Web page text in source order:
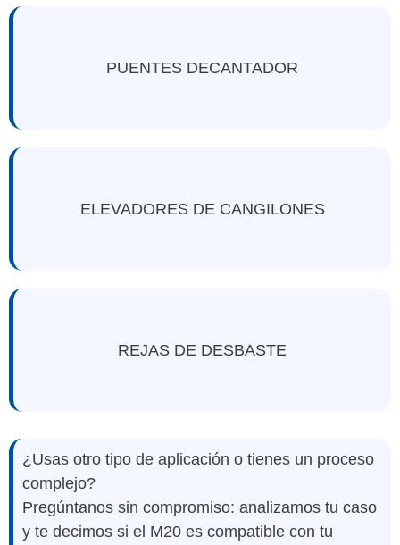
PUENTES DECANTADOR
ELEVADORES DE CANGILONES
REJAS DE DESBASTE
¿Usas otro tipo de aplicación o tienes un proceso
complejo?
Pregúntanos sin compromiso: analizamos tu caso
y te decimos si el M20 es compatible con tu